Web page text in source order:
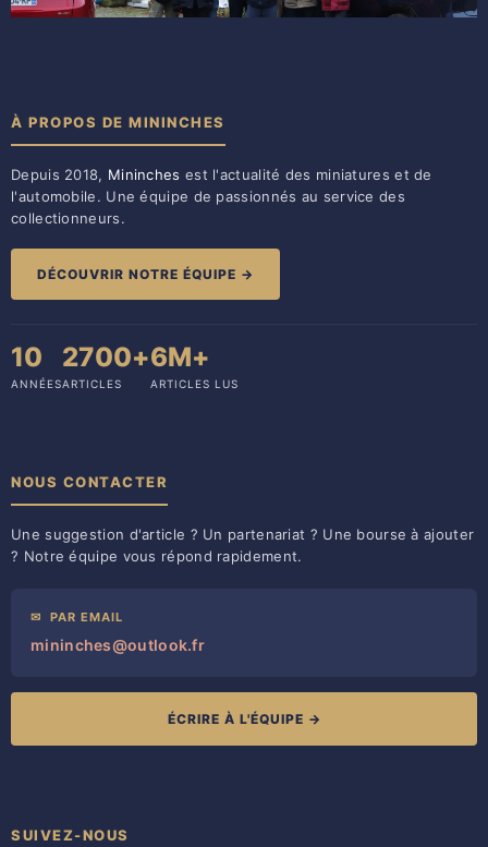
À PROPOS DE MININCHES
Depuis 2018, Mininches est l'actualité des miniatures et de
l'automobile. Une équipe de passionnés au service des
collectionneurs.
DÉCOUVRIR NOTRE ÉQUIPE →
10
ANNÉES
2700+
ARTICLES
6M+
ARTICLES LUS
NOUS CONTACTER
Une suggestion d'article ? Un partenariat ? Une bourse à ajouter
? Notre équipe vous répond rapidement.
✉ PAR EMAIL
mininches@outlook.fr
ÉCRIRE À L'ÉQUIPE →
SUIVEZ-NOUS